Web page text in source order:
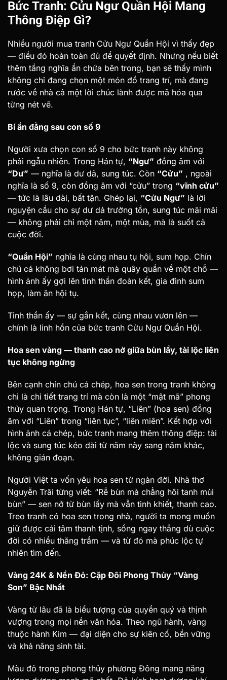
Bức Tranh: Cửu Ngư Quần Hội Mang
Thông Điệp Gì?
Nhiều người mua tranh Cửu Ngư Quần Hội vì thấy đẹp
— điều đó hoàn toàn đủ để quyết định. Nhưng nếu biết
thêm tầng nghĩa ẩn chứa bên trong, bạn sẽ thấy mình
không chỉ đang chọn một món đồ trang trí, mà đang
rước về nhà cả một lời chúc lành được mã hóa qua
từng nét vẽ.
Bí ẩn đằng sau con số 9
Người xưa chọn con số 9 cho bức tranh này không
phải ngẫu nhiên. Trong Hán tự, “Ngư” đồng âm với
“Dư” — nghĩa là dư dả, sung túc. Còn “Cửu” , ngoài
nghĩa là số 9, còn đồng âm với “cửu” trong “vĩnh cửu”
— tức là lâu dài, bất tận. Ghép lại, “Cửu Ngư” là lời
nguyện cầu cho sự dư dả trường tồn, sung túc mãi mãi
— không phải chỉ một năm, một mùa, mà là suốt cả
cuộc đời.
“Quần Hội” nghĩa là cùng nhau tụ hội, sum họp. Chín
chú cá không bơi tản mát mà quây quần về một chỗ —
hình ảnh ấy gợi lên tinh thần đoàn kết, gia đình sum
họp, làm ăn hội tụ.
Tinh thần ấy — sự gắn kết, cùng nhau vươn lên —
chính là linh hồn của bức tranh Cửu Ngư Quần Hội.
Hoa sen vàng — thanh cao nở giữa bùn lầy, tài lộc liên
tục không ngừng
Bên cạnh chín chú cá chép, hoa sen trong tranh không
chỉ là chi tiết trang trí mà còn là một “mật mã” phong
thủy quan trọng. Trong Hán tự, “Liên” (hoa sen) đồng
âm với “Liên” trong “liên tục”, “liên miên”. Kết hợp với
hình ảnh cá chép, bức tranh mang thêm thông điệp: tài
lộc và sung túc kéo dài từ năm này sang năm khác,
không gián đoạn.
Người Việt ta vốn yêu hoa sen từ ngàn đời. Nhà thơ
Nguyễn Trãi từng viết: “Rễ bùn mà chẳng hôi tanh mùi
bùn” — sen nở từ bùn lầy mà vẫn tinh khiết, thanh cao.
Treo tranh có hoa sen trong nhà, người ta mong muốn
giữ được cái tâm thanh tịnh, sống ngay thẳng dù cuộc
đời có nhiều thăng trầm — và từ đó mà phúc lộc tự
nhiên tìm đến.
Vàng 24K & Nền Đỏ: Cặp Đôi Phong Thủy “Vàng
Son” Bậc Nhất
Vàng từ lâu đã là biểu tượng của quyền quý và thịnh
vượng trong mọi nền văn hóa. Theo ngũ hành, vàng
thuộc hành Kim — đại diện cho sự kiên cố, bền vững
và khả năng sinh tài.
Màu đỏ trong phong thủy phương Đông mang năng